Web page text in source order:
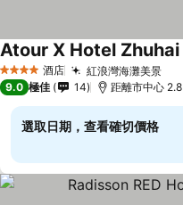
4 星級 酒店 紅浪灣海灘美景
9.0 極佳 14 距離市中心
選取日期，查看確切價格